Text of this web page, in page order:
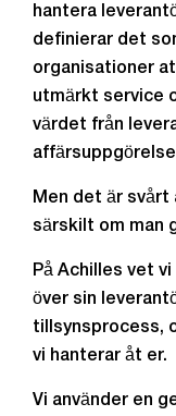
hantera
definierar det
organisationer
utmärkt service
värdet från
Men det är
särskilt om man
På Achilles vet
över sin
tillsynsprocess,
vi hanterar åt er.
Vi använder en